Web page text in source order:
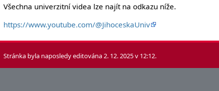
Všechna univerzitní videa lze najít na odkazu níže.
https://www.youtube.com/@JihoceskaUniv
Stránka byla naposledy editována 2. 12. 2025 v 12:12.